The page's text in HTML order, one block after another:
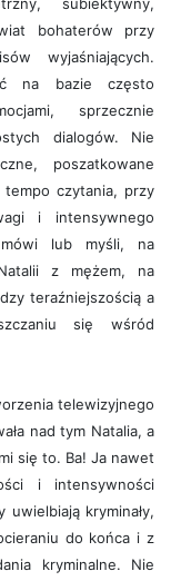
bohaterów przy
wyjaśniających.
na bazie często
sprzecznie
dialogów. Nie
poszatkowane
tempo czytania, przy
i intensywnego
lub myśli, na
z mężem, na
teraźniejszością a
się wśród
telewizyjnego
nad tym Natalia, a
się to. Ba! Ja nawet
i intensywności
kryminały,
do końca i z
kryminalne. Nie